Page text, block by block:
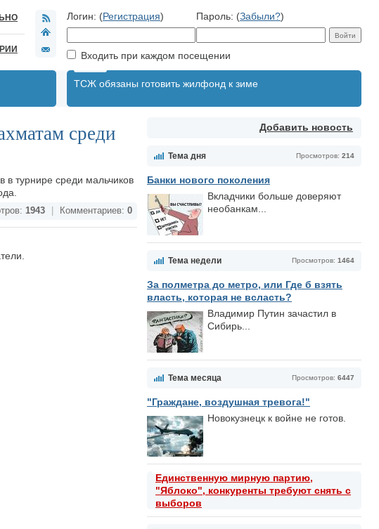
Логин: (Регистрация) Пароль: (Забыли?)
Входить при каждом посещении
ТСЖ обязаны готовить жилфонд к зиме
Добавить новость
Просмотров: 214
Тема дня
Банки нового поколения
Вкладчики больше доверяют
необанкам...
Просмотров: 1464
Тема недели
За полметра до метро, или Где б взять
власть, которая не всласть?
Владимир Путин зачастил в
Сибирь...
Просмотров: 6447
Тема месяца
"Граждане, воздушная тревога!"
Новокузнецк к войне не готов.
Единственную мирную партию,
"Яблоко", конкуренты требуют снять с
выборов
среди
турнире среди мальчиков
1943 Комментариев: 0